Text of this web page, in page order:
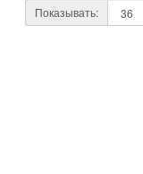
Показывать: